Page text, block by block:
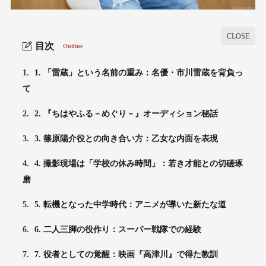
目次 Outline
1.
1. 「雷蔵」という名前の重み：名優・市川雷蔵を背負っ
て
2. 2. 『ちはやふる－めぐり－』オーディション秘話
3. 3. 篠原陽介役との向き合い方：乙女な内面を表現
4.
4. 撮影現場は「学校の休み時間」：若き才能との切磋琢
磨
5. 5. 転機となった中学時代：アニメが導いた新たな道
6. 6. 二人三脚の役作り：スーパー戦隊での経験
7. 7. 役者としての覚醒：映画『高津川』で得た教訓